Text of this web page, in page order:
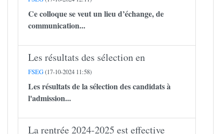
Ce colloque se veut un lieu d’échange, de
communication...
Les résultats des sélection en
FSEG(17-10-2024 11:58)
Les résultats de la sélection des candidats à
l'admission...
La rentrée 2024-2025 est effective